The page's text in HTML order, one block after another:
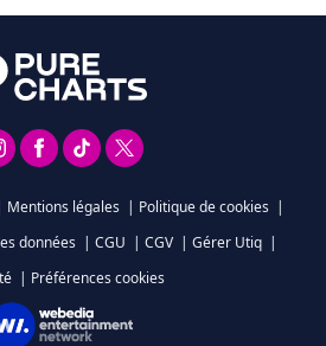
Mentions légales | Politique de cookies |
données | CGU | CGV | Gérer Utiq |
| Préférences cookies